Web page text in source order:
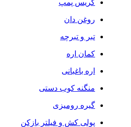
گریس پمپ
روغن دان
تبر و تبرچه
کمان اره
اره باغبانی
منگنه کوب دستی
گیره رومیزی
پولی کش و فیلتر بازکن